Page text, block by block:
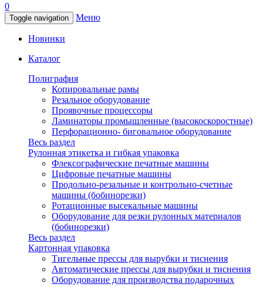
0
Toggle navigation Меню
Новинки
Каталог
Полиграфия
Копировальные рамы
Резальное оборудование
Проявочные процессоры
Ламинаторы промышленные (высокоскоростные)
Перфорационно- биговальное оборудование
Весь раздел
Рулонная этикетка и гибкая упаковка
Флексографические печатные машины
Цифровые печатные машины
Продольно-резальные и контрольно-счетные
машины (бобинорезки)
Ротационные высекальные машины
Оборудование для резки рулонных материалов
(бобинорезки)
Весь раздел
Картонная упаковка
Тигельные прессы для вырубки и тиснения
Автоматические прессы для вырубки и тиснения
Оборудование для производства подарочных